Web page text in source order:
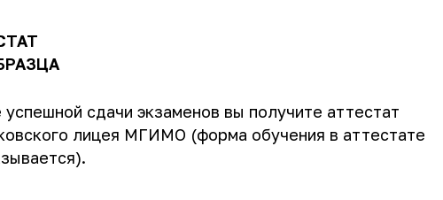
сдачи экзаменов вы получите аттестат
лицея МГИМО (форма обучения в аттестате